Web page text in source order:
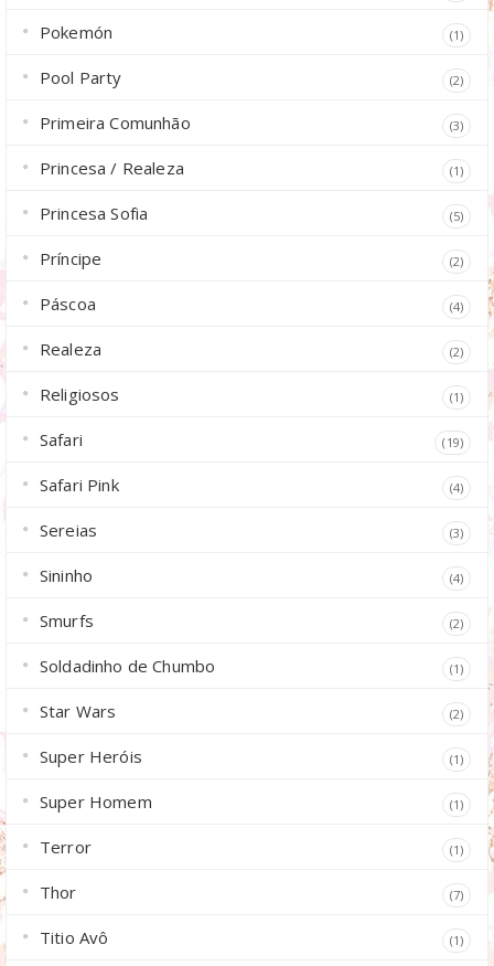
Pokemón (1)
Pool Party (2)
Primeira Comunhão (3)
Princesa / Realeza (1)
Princesa Sofia (5)
Príncipe (2)
Páscoa (4)
Realeza (2)
Religiosos (1)
Safari (19)
Safari Pink (4)
Sereias (3)
Sininho (4)
Smurfs (2)
Soldadinho de Chumbo (1)
Star Wars (2)
Super Heróis (1)
Super Homem (1)
Terror (1)
Thor (7)
Titio Avô (1)